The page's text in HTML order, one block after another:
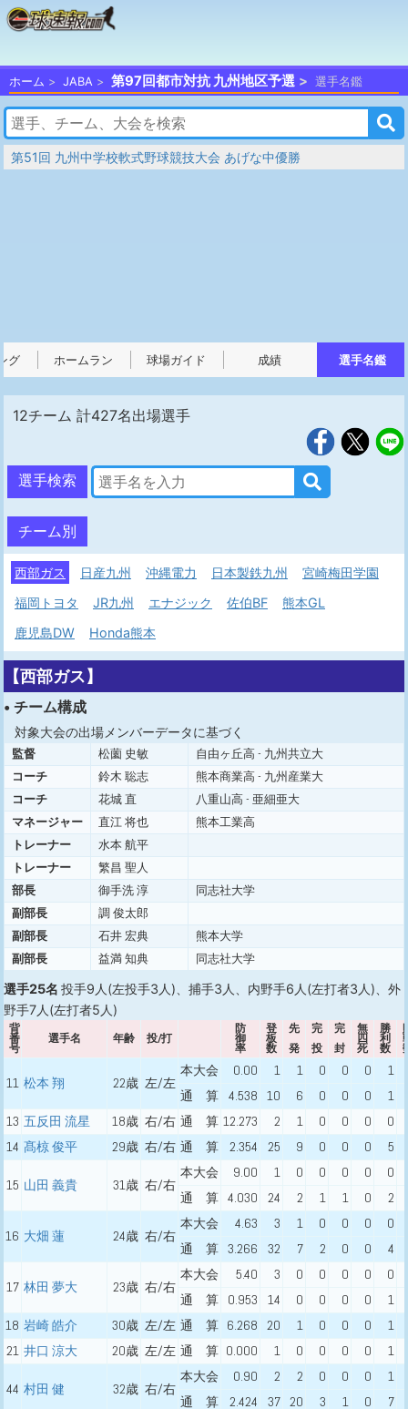
ホーム JABA 第97回都市対抗 九州地区予選 選手名鑑
第51回 九州中学校軟式野球競技大会 あげな中優勝
グ ホームラン 球場ガイド 成績 選手名鑑
12チーム 計427名出場選手
選手検索
チーム別
西部ガス 日産九州 沖縄電力 日本製鉄九州
宮崎梅田学園
福岡トヨタ
JR九州 エナジック 佐伯BF
熊本GL
鹿児島DW
Honda熊本
【西部ガス】
• チーム構成
対象大会の出場メンバーデータに基づく
監督
松薗 史敏
自由ヶ丘高 - 九州共立大
コーチ
鈴木 聡志
熊本商業高 - 九州産業大
コーチ
花城 直
八重山高 - 亜細亜大
マネージャー
直江 将也
熊本工業高
トレーナー
水本 航平
トレーナー
繁昌 聖人
部長
御手洗 淳
同志社大学
副部長
調 俊太郎
副部長
石井 宏典
熊本大学
副部長
益満 知典
同志社大学
選手25名 投手9人(左投手3人)、捕手3人、内野手6人(左打者3人)、外
野手7人(左打者5人)
背
番
号
選手名 年齢 投/打
防
御
率
登
板
数
先
発
完
投
完
封
無
四
死
勝
利
数
11 松本 翔 22歳 左/左
本大会 0.00 1 1 0 0 0
1
通 算
4.538 10 6 0 0 0
1
13 五反田 流星 18歳 右/右 通 算 12.273 2 1 0 0 0
0
14 髙椋 俊平 29歳 右/右 通 算 2.354 25 9 0 0 0 5
15 山田 義貴 31歳 右/右
本大会 9.00 1 0 0 0 0
0
通 算 4.030 24 2 1 1 0 2
16 大畑 蓮 24歳 右/右
本大会 4.63 3 1 0 0 0
0
通 算 3.266 32 7 2 0 0 4
17 林田 夢大 23歳 右/右
本大会 5.40 3 0 0 0 0
0
通 算
0.953 14 0 0 0 0
1
18 岩崎 皓介 30歳 左/左 通 算 6.268 20 1 0 0 0
1
21 井口 涼大 20歳 左/左 通 算 0.000 1 0 0 0 0 1
44 村田 健 32歳 右/右
本大会 0.90 2 2 0 0 0
1
通 算
2.424 37 20 3 1 0 7